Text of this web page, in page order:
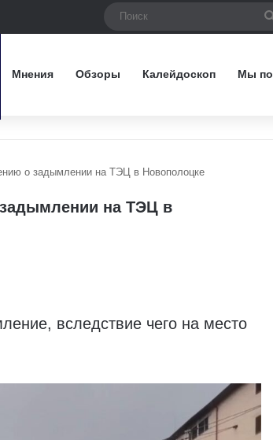
Мнения Обзоры Калейдоскоп Мы
о задымлении на ТЭЦ в Новополоцке
на ТЭЦ в
вследствие чего на место